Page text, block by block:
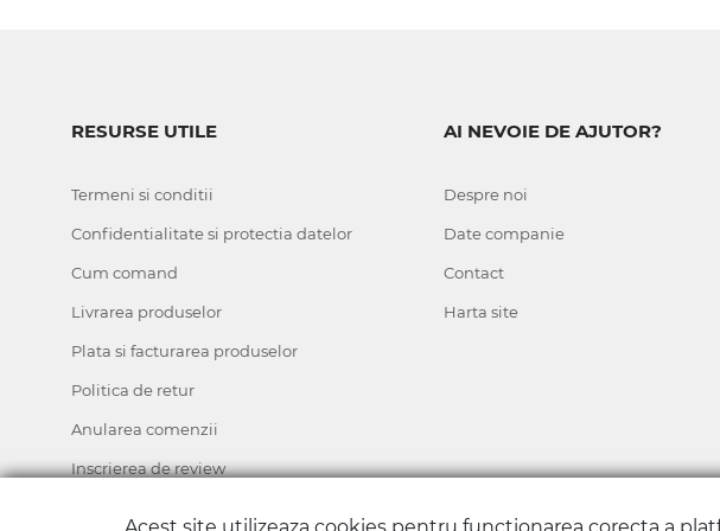
RESURSE UTILE
Termeni si conditii
Confidentialitate si protectia datelor
Cum comand
Livrarea produselor
Plata si facturarea produselor
Politica de retur
Anularea comenzii
Inscrierea de review
AI NEVOIE DE AJUTOR?
Despre noi
Date companie
Contact
Harta site